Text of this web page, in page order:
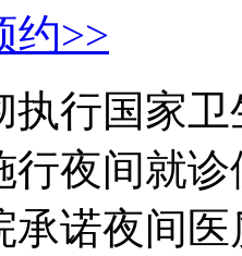
约>>
执行国家
行夜间就
承诺夜间